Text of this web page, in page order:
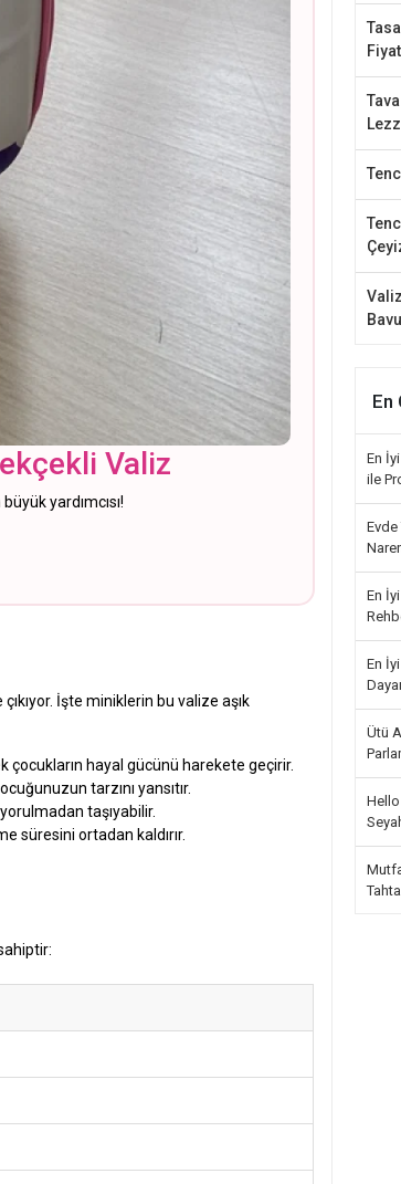
Valiz
yardımcısı!
İşte miniklerin bu valize aşık
çocukların hayal gücünü harekete geçirir.
tarzını yansıtır.
taşıyabilir.
süresini ortadan kaldırır.
En
En
ile
Evde
En
En
Ütü